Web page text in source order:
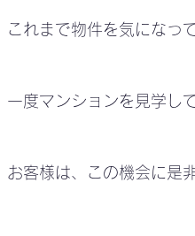
これまで物件を気になっ
一度マンションを見学し
お客様は、この機会に是